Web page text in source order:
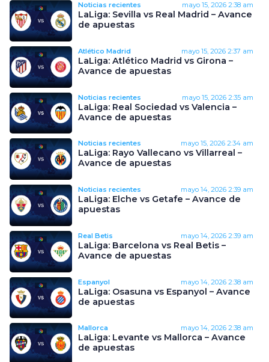
Noticias recientes mayo 15, 2026 2:38 am
LaLiga: Sevilla vs Real Madrid – Avance
de apuestas
Atlético Madrid mayo 15, 2026 2:37 am
LaLiga: Atlético Madrid vs Girona –
Avance de apuestas
Noticias recientes mayo 15, 2026 2:35 am
LaLiga: Real Sociedad vs Valencia –
Avance de apuestas
Noticias recientes mayo 15, 2026 2:34 am
LaLiga: Rayo Vallecano vs Villarreal –
Avance de apuestas
Noticias recientes mayo 14, 2026 2:39 am
LaLiga: Elche vs Getafe – Avance de
apuestas
Real Betis mayo 14, 2026 2:39 am
LaLiga: Barcelona vs Real Betis –
Avance de apuestas
Espanyol mayo 14, 2026 2:38 am
LaLiga: Osasuna vs Espanyol – Avance
de apuestas
Mallorca mayo 14, 2026 2:38 am
LaLiga: Levante vs Mallorca – Avance
de apuestas